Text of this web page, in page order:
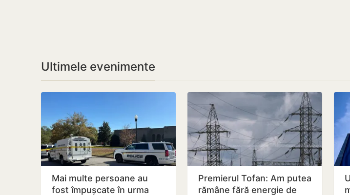
Ultimele evenimente
Mai multe persoane au
fost împușcate în urma
Premierul Tofan: Am putea
rămâne fără energie de